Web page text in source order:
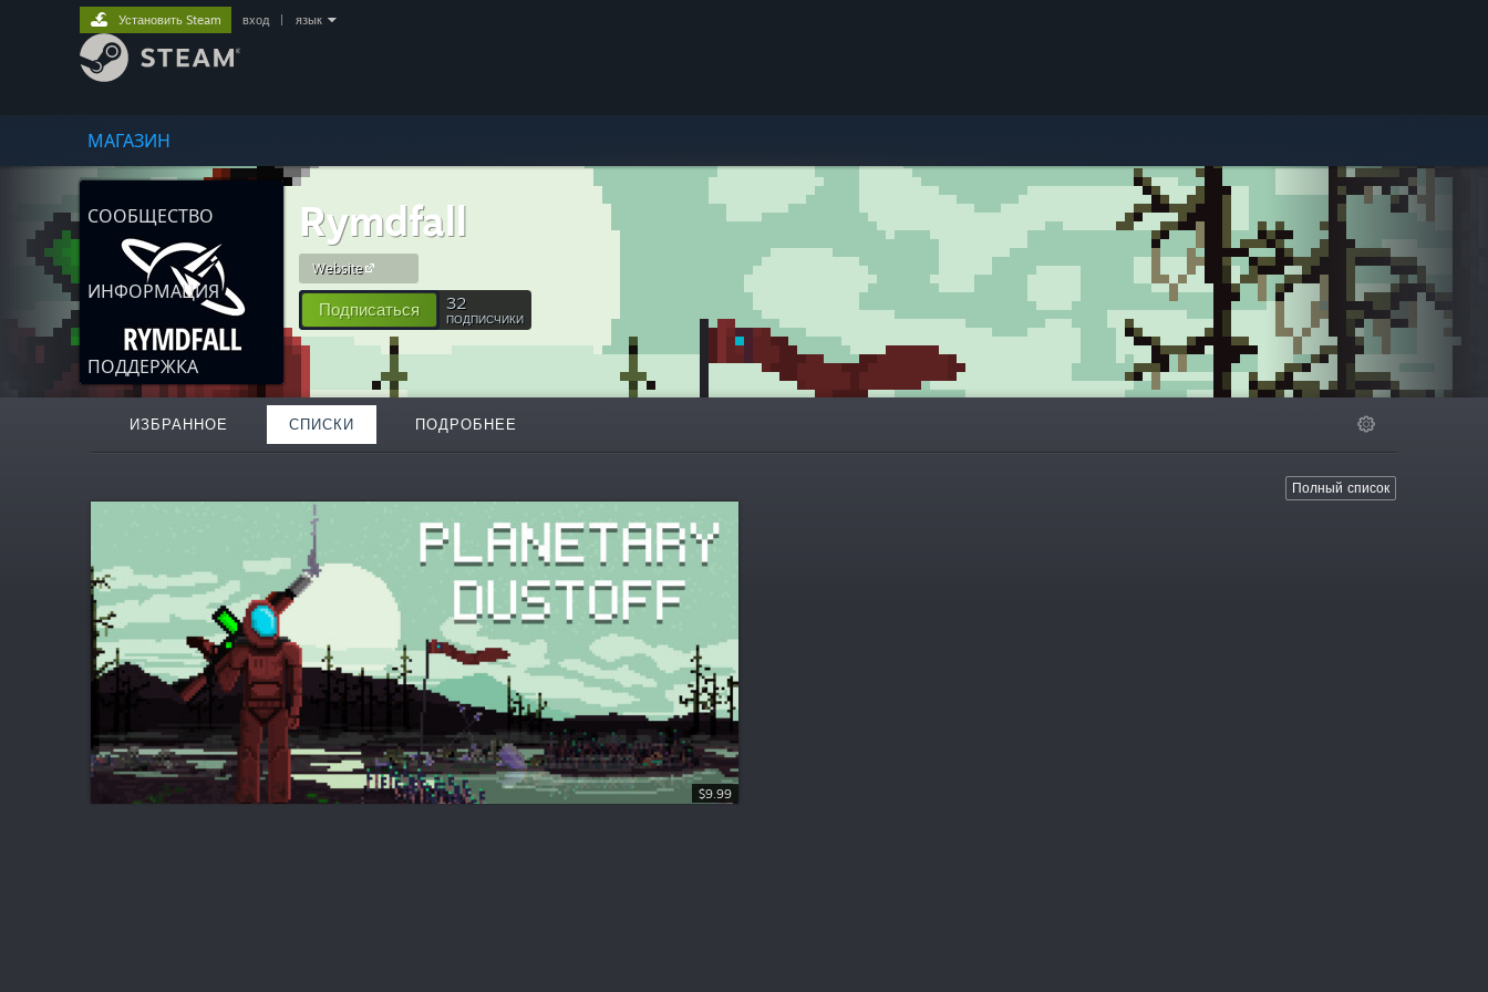
МАГАЗИН
СООБЩЕСТВО
ИНФОРМАЦИЯ
ПОДДЕРЖКА
Установить Steam вход язык
Rymdfall
Website
Подписаться 32
ПОДПИСЧИКИ
ИЗБРАННОЕ СПИСКИ ПОДРОБНЕЕ
Полный список
$9.99